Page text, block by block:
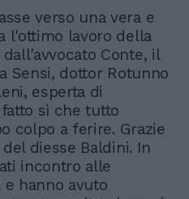
verso una vera e
l'ottimo lavoro della
Conte, il
Sensi, dottor Rotunno
esperta di
sì che tutto
colpo a ferire. Grazie
diesse Baldini. In
incontro alle
hanno avuto